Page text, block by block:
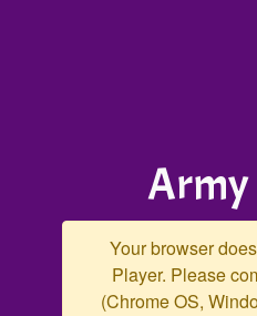
Army
Your browser
Player. Please
(Chrome OS,